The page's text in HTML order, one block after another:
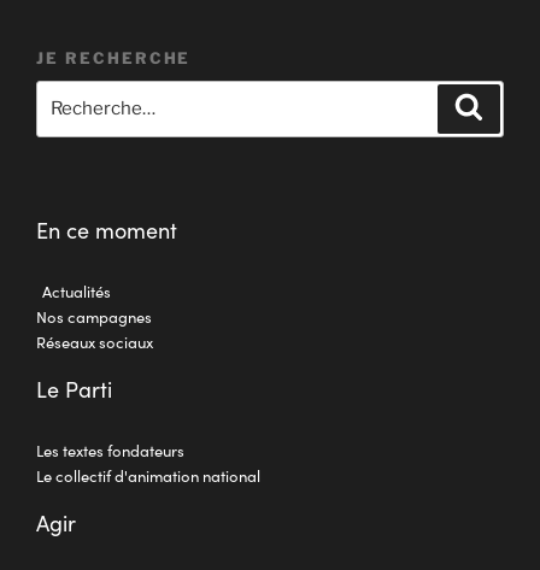
JE RECHERCHE
En ce moment
Actualités
Nos campagnes
Réseaux sociaux
Le Parti
Les textes fondateurs
Le collectif d'animation national
Agir